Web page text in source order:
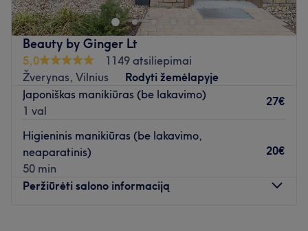
Beauty by Ginger Lt
5,0
1149 atsiliepimai
Žverynas, Vilnius
Rodyti žemėlapyje
Japoniškas manikiūras (be lakavimo)
1 val
27€
Higieninis manikiūras (be lakavimo,
neaparatinis)
50 min
20€
Peržiūrėti salono informaciją